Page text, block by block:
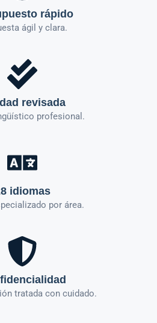
rápido
ágil y clara.
revisada
profesional.
idiomas
por área.
tratada con cuidado.